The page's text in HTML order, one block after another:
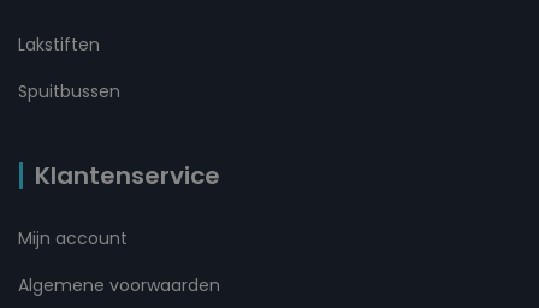
Lakstiften
Spuitbussen
Klantenservice
Mijn account
Algemene voorwaarden